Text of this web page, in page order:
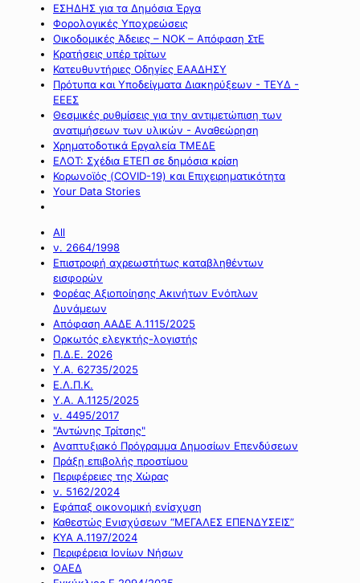
ΕΣΗΔΗΣ για τα Δημόσια Έργα
Φορολογικές Υποχρεώσεις
Οικοδομικές Άδειες – ΝΟΚ – Απόφαση ΣτΕ
Κρατήσεις υπέρ τρίτων
Κατευθυντήριες Οδηγίες ΕΑΑΔΗΣΥ
Πρότυπα και Υποδείγματα Διακηρύξεων - ΤΕΥΔ -
ΕΕΕΣ
Θεσμικές ρυθμίσεις για την αντιμετώπιση των
ανατιμήσεων των υλικών - Αναθεώρηση
Χρηματοδοτικά Εργαλεία ΤΜΕΔΕ
ΕΛΟΤ: Σχέδια ΕΤΕΠ σε δημόσια κρίση
Κορωνοϊός (COVID-19) και Επιχειρηματικότητα
Your Data Stories
All
ν. 2664/1998
Επιστροφή αχρεωστήτως καταβληθέντων
εισφορών
Φορέας Αξιοποίησης Ακινήτων Ενόπλων
Δυνάμεων
Απόφαση ΑΑΔΕ Α.1115/2025
Ορκωτός ελεγκτής-λογιστής
Π.Δ.Ε. 2026
Υ.Α. 62735/2025
Ε.Λ.Π.Κ.
Υ.Α. Α.1125/2025
ν. 4495/2017
"Αντώνης Τρίτσης"
Αναπτυξιακό Πρόγραμμα Δημοσίων Επενδύσεων
Πράξη επιβολής προστίμου
Περιφέρειες της Χώρας
ν. 5162/2024
Εφάπαξ οικονομική ενίσχυση
Καθεστώς Ενισχύσεων “ΜΕΓΑΛΕΣ ΕΠΕΝΔΥΣΕΙΣ”
ΚΥΑ Α.1197/2024
Περιφέρεια Ιονίων Νήσων
ΟΑΕΔ